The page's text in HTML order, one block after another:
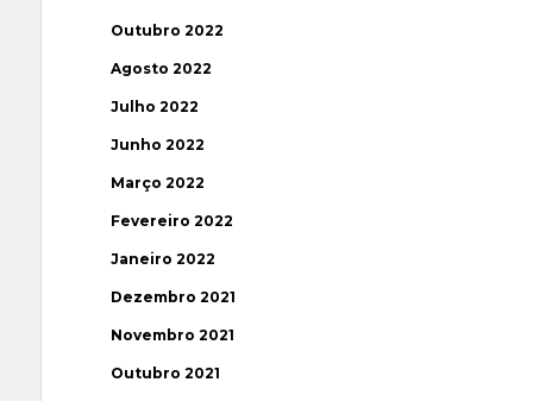
Outubro 2022
Agosto 2022
Julho 2022
Junho 2022
Março 2022
Fevereiro 2022
Janeiro 2022
Dezembro 2021
Novembro 2021
Outubro 2021